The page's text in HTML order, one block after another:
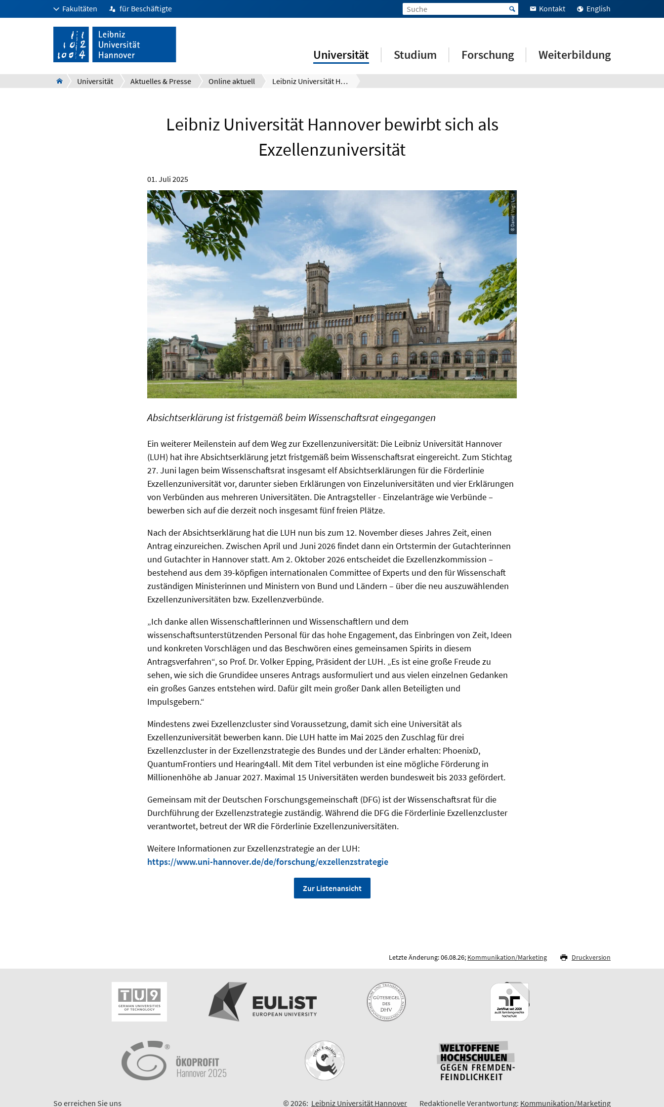
Fakultäten für Beschäftigte Kontakt English
Universität Studium Forschung Weiterbildung
Universität Aktuelles & Presse Online aktuell Leibniz Universität Hannover bewirbt sich als Exzellenzuniversität
Leibniz Universität Hannover bewirbt sich als
Exzellenzuniversität
01. Juli 2025
© Daniel Vogl/LUH
Absichtserklärung ist fristgemäß beim Wissenschaftsrat eingegangen
Ein weiterer Meilenstein auf dem Weg zur Exzellenzuniversität: Die Leibniz Universität Hannover
(LUH) hat ihre Absichtserklärung jetzt fristgemäß beim Wissenschaftsrat eingereicht. Zum Stichtag
27. Juni lagen beim Wissenschaftsrat insgesamt elf Absichtserklärungen für die Förderlinie
Exzellenzuniversität vor, darunter sieben Erklärungen von Einzeluniversitäten und vier Erklärungen
von Verbünden aus mehreren Universitäten. Die Antragsteller - Einzelanträge wie Verbünde –
bewerben sich auf die derzeit noch insgesamt fünf freien Plätze.
Nach der Absichtserklärung hat die LUH nun bis zum 12. November dieses Jahres Zeit, einen
Antrag einzureichen. Zwischen April und Juni 2026 findet dann ein Ortstermin der Gutachterinnen
und Gutachter in Hannover statt. Am 2. Oktober 2026 entscheidet die Exzellenzkommission –
bestehend aus dem 39-köpfigen internationalen Committee of Experts und den für Wissenschaft
zuständigen Ministerinnen und Ministern von Bund und Ländern – über die neu auszuwählenden
Exzellenzuniversitäten bzw. Exzellenzverbünde.
„Ich danke allen Wissenschaftlerinnen und Wissenschaftlern und dem
wissenschaftsunterstützenden Personal für das hohe Engagement, das Einbringen von Zeit, Ideen
und konkreten Vorschlägen und das Beschwören eines gemeinsamen Spirits in diesem
Antragsverfahren“, so Prof. Dr. Volker Epping, Präsident der LUH. „Es ist eine große Freude zu
sehen, wie sich die Grundidee unseres Antrags ausformuliert und aus vielen einzelnen Gedanken
ein großes Ganzes entstehen wird. Dafür gilt mein großer Dank allen Beteiligten und
Impulsgebern.“
Mindestens zwei Exzellenzcluster sind Voraussetzung, damit sich eine Universität als
Exzellenzuniversität bewerben kann. Die LUH hatte im Mai 2025 den Zuschlag für drei
Exzellenzcluster in der Exzellenzstrategie des Bundes und der Länder erhalten: PhoenixD,
QuantumFrontiers und Hearing4all. Mit dem Titel verbunden ist eine mögliche Förderung in
Millionenhöhe ab Januar 2027. Maximal 15 Universitäten werden bundesweit bis 2033 gefördert.
Gemeinsam mit der Deutschen Forschungsgemeinschaft (DFG) ist der Wissenschaftsrat für die
Durchführung der Exzellenzstrategie zuständig. Während die DFG die Förderlinie Exzellenzcluster
verantwortet, betreut der WR die Förderlinie Exzellenzuniversitäten.
Weitere Informationen zur Exzellenzstrategie an der LUH:
https://www.uni-hannover.de/de/forschung/exzellenzstrategie
Zur Listenansicht
Letzte Änderung: 06.08.26; Kommunikation/Marketing Druckversion
So erreichen Sie uns © 2026: Leibniz Universität Hannover Redaktionelle Verantwortung: Kommunikation/Marketing